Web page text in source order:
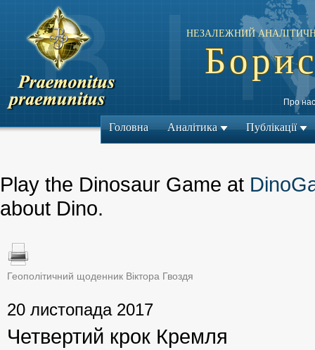
НЕЗАЛЕЖНИЙ
Про нас
Головна Аналітика Публікації
Play the Dinosaur Game at
about Dino.
Геополітичний щоденник Віктора Гвоздя
20 листопада 2017
Четвертий крок Кремля